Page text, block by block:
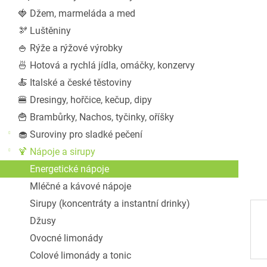
🍓 Džem, marmeláda a med
🫘 Luštěniny
🍚 Rýže a rýžové výrobky
🍜 Hotová a rychlá jídla, omáčky, konzervy
🍝 Italské a české těstoviny
🍔 Dresingy, hořčice, kečup, dipy
🍟 Brambůrky, Nachos, tyčinky, oříšky
🧁 Suroviny pro sladké pečení
🍹 Nápoje a sirupy
Energetické nápoje
Mléčné a kávové nápoje
Sirupy (koncentráty a instantní drinky)
Džusy
Ovocné limonády
Colové limonády a tonic